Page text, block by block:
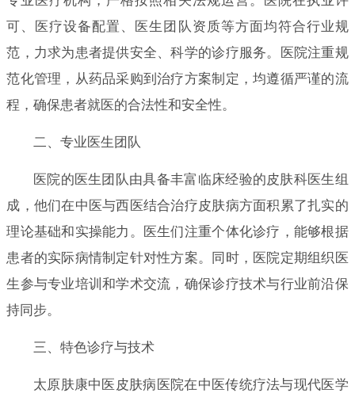
可、医疗设备配置、医生团队资质等方面均符合行业规
范，力求为患者提供安全、科学的诊疗服务。医院注重规
范化管理，从药品采购到治疗方案制定，均遵循严谨的流
程，确保患者就医的合法性和安全性。
二、专业医生团队
医院的医生团队由具备丰富临床经验的皮肤科医生组
成，他们在中医与西医结合治疗皮肤病方面积累了扎实的
理论基础和实操能力。医生们注重个体化诊疗，能够根据
患者的实际病情制定针对性方案。同时，医院定期组织医
生参与专业培训和学术交流，确保诊疗技术与行业前沿保
持同步。
三、特色诊疗与技术
太原肤康中医皮肤病医院在中医传统疗法与现代医学